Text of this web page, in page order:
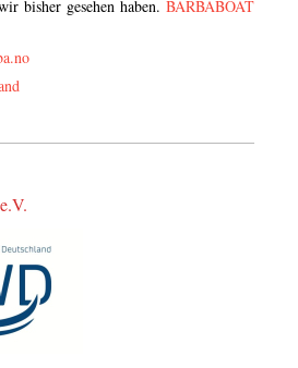
bisher gesehen haben. BARBABOAT